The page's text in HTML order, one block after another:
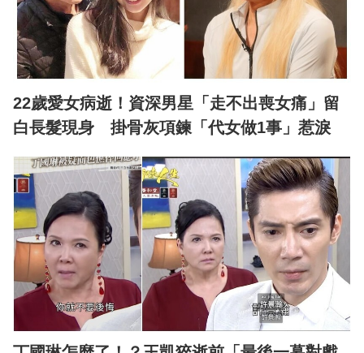
22歲愛女病逝！資深男星「走不出喪女痛」留
白長髮現身 掛骨灰項鍊「代女做1事」惹淚